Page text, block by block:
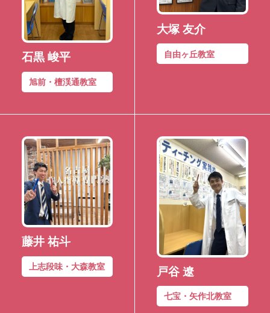
石黒 峻平
旭前・檀渓通教室
大塚 友介
自由ヶ丘教室
藤井 祐斗
上志段味・大森教室 戸谷 遼
七宝・矢作北教室